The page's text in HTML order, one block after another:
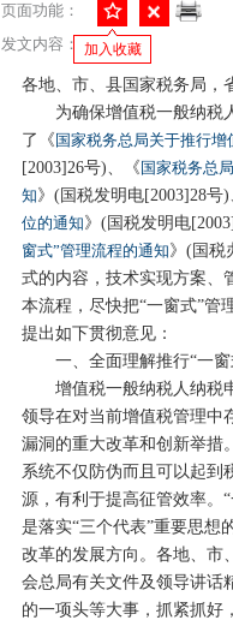
页面功能：
加入收藏
发文内容：
各地、市、县国家税务局，
为确保增值税一般纳税人
了《 国家税务总局关于推行
[2003]26号)、《 国家税务总
知》(国税发明电[2003]28号)
位的通知》(国税发明电
窗式”管理流程的通知》(国税
式的内容，技术实现方案、
本流程，尽快把“一窗式”管
提出如下贯彻意见：
一、全面理解推行“一窗
增值税一般纳税人纳税申
领导在对当前增值税管理中
漏洞的重大改革和创新举措
系统不仅防伪而且可以起到
源，有利于提高征管效率。
是落实“三个代表”重要思想
改革的发展方向。各地、市
会总局有关文件及领导讲话
的一项头等大事，抓紧抓好